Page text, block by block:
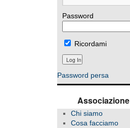
Password
Ricordami
Password persa
Associazione
Chi siamo
Cosa facciamo